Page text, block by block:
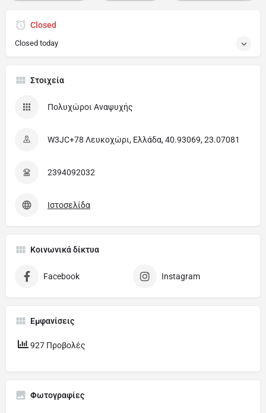
Closed
Closed today
Στοιχεία
Πολυχώροι Αναψυχής
W3JC+78 Λευκοχώρι, Ελλάδα, 40.93069, 23.07081
2394092032
Ιστοσελίδα
Κοινωνικά δίκτυα
Facebook Instagram
Εμφανίσεις
927 Προβολές
Φωτογραφίες